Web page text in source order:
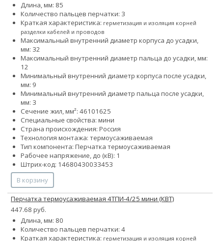
Длина, мм: 85
Количество пальцев перчатки: 3
Краткая характеристика: герметизация и изоляция корней
разделки кабелей и проводов
Максимальный внутренний диаметр корпуса до усадки,
мм: 32
Максимальный внутренний диаметр пальца до усадки, мм:
12
Минимальный внутренний диаметр корпуса после усадки,
мм: 9
Минимальный внутренний диаметр пальца после усадки,
мм: 3
Сечение жил, мм²: 46101625
Специальные свойства: мини
Страна происхождения: Россия
Технология монтажа: термоусаживаемая
Тип компонента: Перчатка термоусаживаемая
Рабочее напряжение, до (кВ): 1
Штрих-код: 14680430033453
В корзину
Перчатка термоусаживаемая 4ТПИ-4/25 мини (КВТ)
447.68 руб.
Длина, мм: 80
Количество пальцев перчатки: 4
Краткая характеристика: герметизация и изоляция корней